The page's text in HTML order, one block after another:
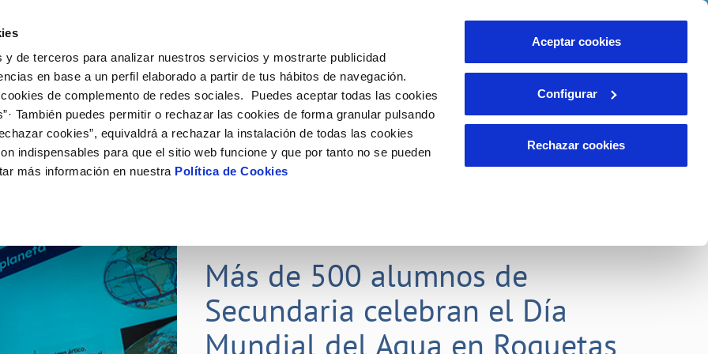
y de terceros para analizar nuestros servicios y mostrarte publicidad
en base a un perfil elaborado a partir de tus hábitos de navegación.
de complemento de redes sociales. Puedes aceptar todas las cookies
También puedes permitir o rechazar las cookies de forma granular pulsando
cookies”, equivaldrá a rechazar la instalación de todas las cookies
indispensables para que el sitio web funcione y que por tanto no se pueden
más información en nuestra Política de Cookies
Aceptar cookies
Configurar
Rechazar cookies
de titular
de suministro
obras
MODIFICACIÓN DE DATOS
Actualizar datos bancarios
Actualizar datos de domicilio
INCIDENCIAS
Comunica anomalías o posibles
VER TODAS LAS GESTIONES
Tu Servicio
AL CLIENTE
contacto
y afectaciones
e impresos
COMPROMISO DE SERVICIO
Carta de compromisos
Customer Counsel (Defensa del cliente)
Tu Agua
del agua
CUIDADOS DEL AGUA
Consejos de ahorro
Medidas contra la sequía
Conócenos
DE GESTIÓN Y CERTIFICADOS
CONTRATACIÓN
Licitaciones en curso
EMPLEO
Nuestros compromisos
Más de 500 alumnos de
Secundaria celebran el Día
Mundial del Agua en Roquetas